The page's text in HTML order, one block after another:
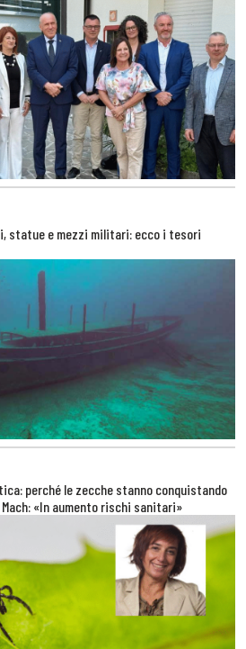
statue e mezzi militari: ecco i tesori
perché le zecche stanno conquistando
«In aumento rischi sanitari»